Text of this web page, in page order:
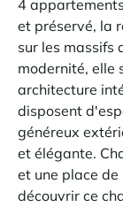
4
et préservé, la
sur les massifs
modernité, elle
architecture
disposent
généreux
et élégante.
et une place
découvrir ce